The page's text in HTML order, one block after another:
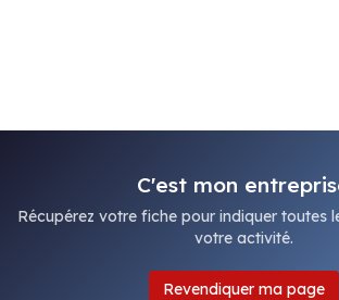
C'est mon
Récupérez votre fiche pour indiquer toutes
votre activité.
Revendiquer ma page